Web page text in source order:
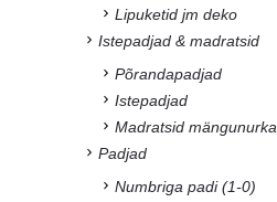
Lipuketid jm deko
Istepadjad & madratsid
Põrandapadjad
Istepadjad
Madratsid mängunurka
Padjad
Numbriga padi (1-0)